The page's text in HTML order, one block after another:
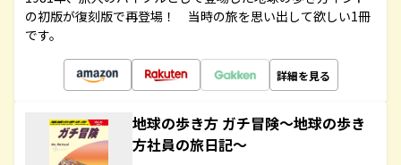
の初版が復刻版で再登場！ 当時の旅を思い出して欲しい1冊
です。
詳細を見る
地球の歩き方 ガチ冒険～地球の歩き
方社員の旅日記～